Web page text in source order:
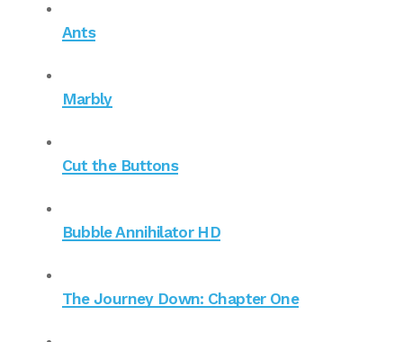
Ants
Marbly
Cut the Buttons
Bubble Annihilator HD
The Journey Down: Chapter One